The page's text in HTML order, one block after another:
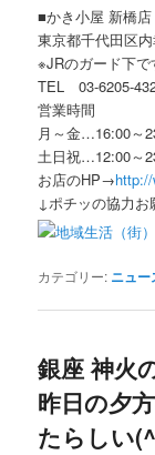
■かき小屋 新橋店
東京都千代田区
※JRのガード下で
TEL 03-6205-
営業時間
月～金…16:00～
土日祝…12:00～
お店のHP→
↓ポチッの協力
カテゴリー: ニュー
銀座 神火
昨日の夕
たらしい